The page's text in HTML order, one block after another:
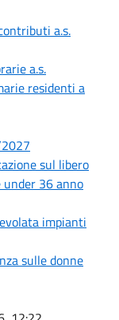
a.s.
a.s.
residenti a
sul libero
36 anno
impianti
sulle donne